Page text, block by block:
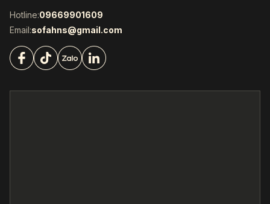
Hotline:09669901609
Email:sofahns@gmail.com